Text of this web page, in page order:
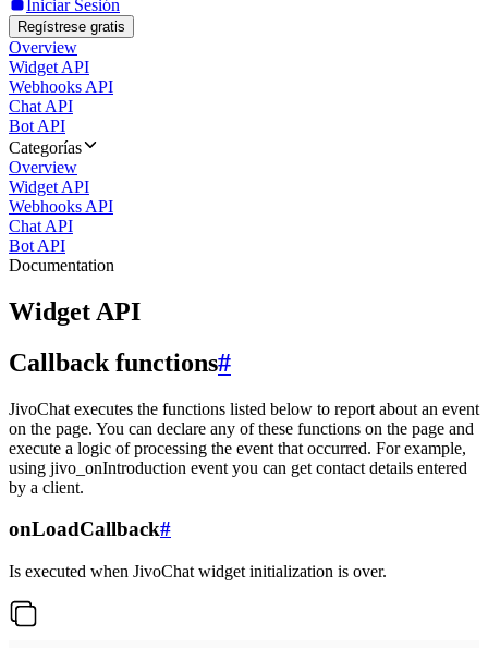
Iniciar Sesión
Regístrese gratis
Overview
Widget API
Webhooks API
Chat API
Bot API
Categorías
Overview
Widget API
Webhooks API
Chat API
Bot API
Documentation
Widget API
Callback functions#
JivoChat executes the functions listed below to report about an event
on the page. You can declare any of these functions on the page and
execute a logic of processing the event that occurred. For example,
using jivo_onIntroduction event you can get contact details entered
by a client.
onLoadCallback#
Is executed when JivoChat widget initialization is over.